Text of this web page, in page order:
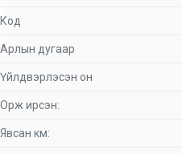
Код
Арлын дугаар
Үйлдвэрлэсэн он
Орж ирсэн:
Явсан км: